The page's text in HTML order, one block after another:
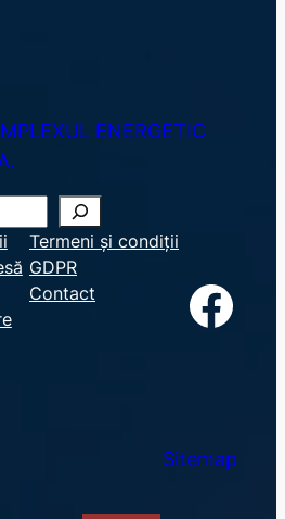
ENERGETIC
Termeni și condiții
GDPR
Contact
Facebook
Sitemap